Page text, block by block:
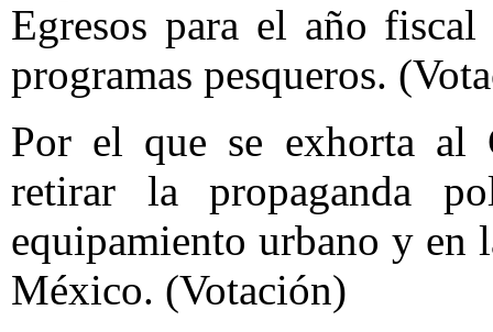
Egresos para el año
programas pesqueros.
Por el que se exhorta al
retirar la propaganda
equipamiento urbano y en
México. (Votación)